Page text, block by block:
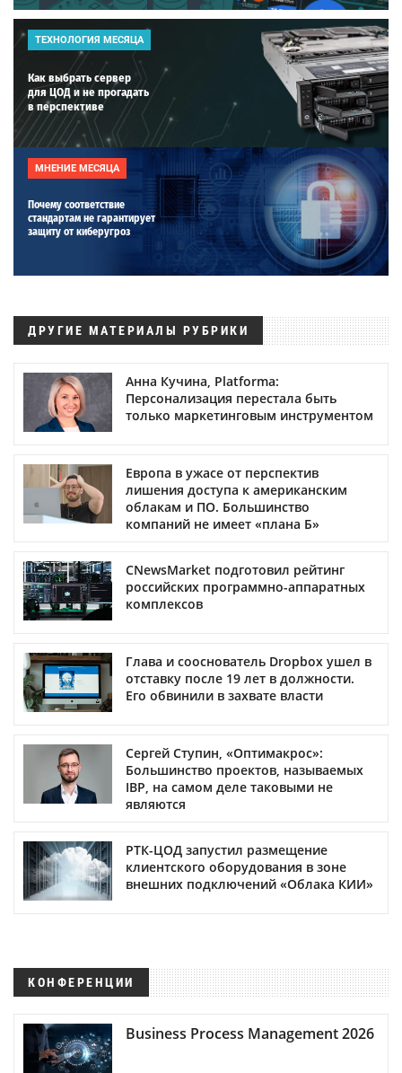
ТЕХНОЛОГИЯ МЕСЯЦА
Как выбрать сервер
для ЦОД и не прогадать
в перспективе
МНЕНИЕ МЕСЯЦА
Почему соответствие
стандартам не гарантирует
защиту от киберугроз
ДРУГИЕ МАТЕРИАЛЫ РУБРИКИ
Анна Кучина, Platforma:
Персонализация перестала быть
только маркетинговым инструментом
Европа в ужасе от перспектив
лишения доступа к американским
облакам и ПО. Большинство
компаний не имеет «плана Б»
CNewsMarket подготовил рейтинг
российских программно-аппаратных
комплексов
Глава и сооснователь Dropbox ушел в
отставку после 19 лет в должности.
Его обвинили в захвате власти
Сергей Ступин, «Оптимакрос»:
Большинство проектов, называемых
IBP, на самом деле таковыми не
являются
РТК-ЦОД запустил размещение
клиентского оборудования в зоне
внешних подключений «Облака КИИ»
КОНФЕРЕНЦИИ
Business Process Management 2026